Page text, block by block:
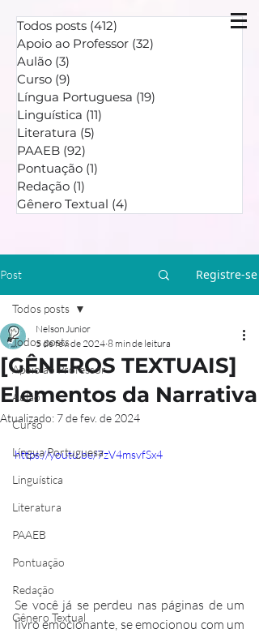
Todos posts (412)
Apoio ao Professor (32)
Aulão (3)
Curso (9)
Língua Portuguesa (19)
Linguística (11)
Literatura (5)
PAAEB (92)
Pontuação (1)
Redação (1)
Gênero Textual (4)
Post Registre-se
Todos posts
Apoio ao Professor
Aulão
Curso
Língua Portuguesa
Linguística
Literatura
PAAEB
Pontuação
Redação
Gênero Textual
Todos posts
[GÊNEROS TEXTUAIS]
Elementos da Narrativa
Nelson Junior
5 de fev. de 2024 8 min de leitura
Atualizado: 7 de fev. de 2024
https://youtu.be/7zV4msvfSx4
Se você já se perdeu nas páginas de um
livro emocionante, se emocionou com um